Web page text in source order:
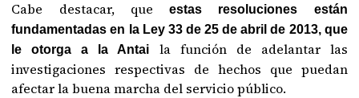
Cabe destacar, queestas resoluciones están
fundamentadas en la Ley 33 de 25 de abril de 2013, que
le otorga a la Antai
la función de adelantar las
investigaciones respectivas de hechos que puedan
afectar la buena marcha del servicio público.